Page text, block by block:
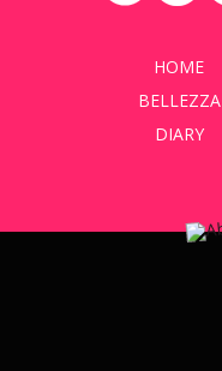
HOME
BELLEZZA
DIARY